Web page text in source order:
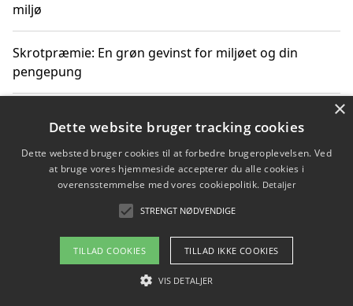
miljø
Skrotpræmie: En grøn gevinst for miljøet og din
pengepung
Hvordan blåfade med rist kan hjælpe med at reducere
plastik i havet
Spil kasinospil på et troværdigt online casino: Din
guide til sikker og sjov underholdning
Copyright 2026 - Pilanto Aps
Om / kontakt
×
Dette website bruger tracking cookies
Dette websted bruger cookies til at forbedre brugeroplevelsen. Ved
at bruge vores hjemmeside accepterer du alle cookies i
overensstemmelse med vores cookiepolitik. Detaljer
STRENGT NØDVENDIGE
TILLAD COOKIES TILLAD IKKE COOKIES
VIS DETALJER